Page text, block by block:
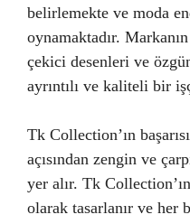
belirlemekte ve moda
oynamaktadır.
çekici desenleri ve
ayrıntılı ve kaliteli bir
Tk Collection’ın
açısından zengin ve
yer alır. Tk
olarak tasarlanır ve her